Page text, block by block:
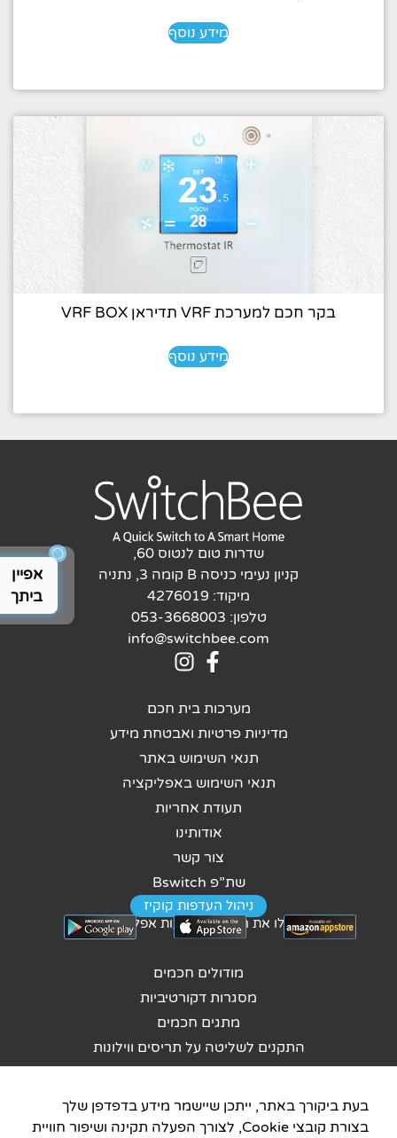
מידע נוסף
בקר חכם למערכת VRF תדיראן VRF BOX
מידע נוסף
שדרות טום לנטוס 60,
קניון נעימי כניסה B קומה 3, נתניה
מיקוד: 4276019
טלפון: 053-3668003
info@switchbee.com
מערכות בית חכם
מדיניות פרטיות ואבטחת מידע
תנאי השימוש באתר
תנאי השימוש באפליקציה
תעודת אחריות
אודותינו
צור קשר
שת”פ Bswitch
ניהול העדפות קוקיז
נהלו את הבית באמצעות אפליקציה
מודולים חכמים
מסגרות דקורטיביות
מתגים חכמים
התקנים לשליטה על תריסים ווילונות
מערכות מרכזיות
סנסורים
אפיין
ביתך
כלי
בעת ביקורך באתר, ייתכן שיישמר מידע בדפדפן שלך
בצורת קובצי Cookie, לצורך הפעלה תקינה ושיפור חוויית